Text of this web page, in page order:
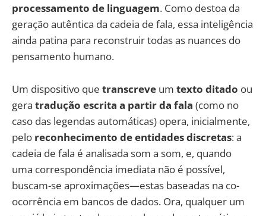
processamento de linguagem. Como destoa da
geração autêntica da cadeia de fala, essa inteligência
ainda patina para reconstruir todas as nuances do
pensamento humano.
Um dispositivo que transcreve um texto ditado ou
gera tradução escrita a partir da fala (como no
caso das legendas automáticas) opera, inicialmente,
pelo reconhecimento de entidades discretas: a
cadeia de fala é analisada som a som, e, quando
uma correspondência imediata não é possível,
buscam-se aproximações—estas baseadas na co-
ocorrência em bancos de dados. Ora, qualquer um